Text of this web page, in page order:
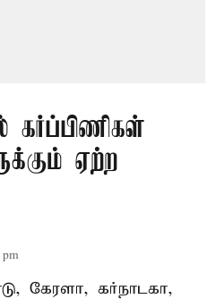
கர்ப்பிணிகள்
ஏற்ற
கேரளா, கர்நாடகா,